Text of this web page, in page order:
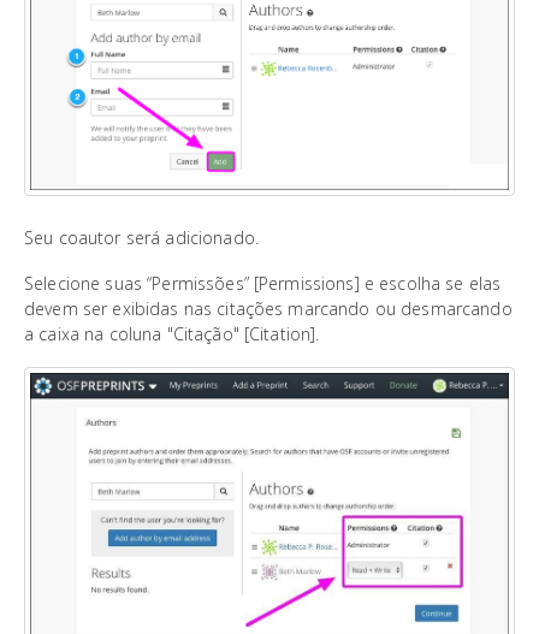
Seu coautor será adicionado.
Selecione suas “Permissões” [Permissions] e escolha se elas
devem ser exibidas nas citações marcando ou desmarcando
a caixa na coluna "Citação" [Citation].